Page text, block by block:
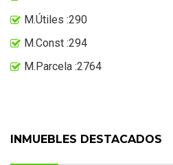
M.Útiles :290
M.Const :294
M.Parcela :2764
INMUEBLES DESTACADOS